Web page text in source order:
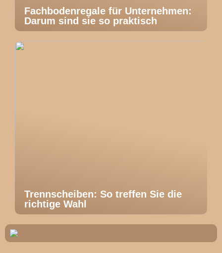
Fachbodenregale für Unternehmen:
Darum sind sie so praktisch
Trennscheiben: So treffen Sie die
richtige Wahl